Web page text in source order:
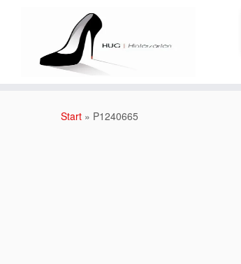
Start » P1240665